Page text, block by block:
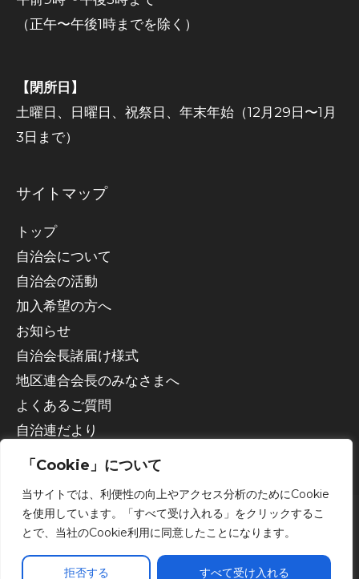
「Cookie」について
当サイトでは、利便性の向上やアクセス分析のためにCookie
を使用しています。「すべて受け入れる」をクリックするこ
とで、当社のCookie利用に同意したことになります。
拒否する すべて受け入れる
（正午〜午後1時までを除く）
【閉所日】
土曜日、日曜日、祝祭日、年末年始（12月29日〜1月
3日まで）
サイトマップ
トップ
自治会について
自治会の活動
加入希望の方へ
お知らせ
自治会長諸届け様式
地区連合会長のみなさまへ
よくあるご質問
自治連だより